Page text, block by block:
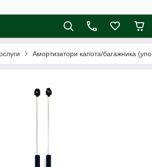
Амортизатори капота/багажника